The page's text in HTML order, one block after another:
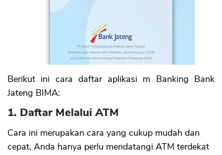
Berikut ini cara daftar aplikasi m Banking Bank
Jateng BIMA:
1. Daftar Melalui ATM
Cara ini merupakan cara yang cukup mudah dan
cepat, Anda hanya perlu mendatangi ATM terdekat